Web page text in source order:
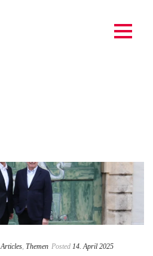
Articles Themen Posted 14. April 2025